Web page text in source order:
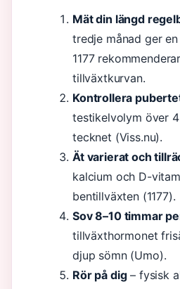
Mät din längd
tredje månad ger
1177
tillväxtkurvan.
Kontrollera
testikelvolym över
tecknet (Viss.nu).
Ät varierat och
kalcium och D-
bentillväxten (1177).
Sov 8–10 timmar
tillväxthormonet
djup sömn (Umo).
Rör på dig– fysisk